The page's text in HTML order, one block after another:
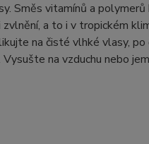
Směs vitamínů a
a to i v tropickém
na čisté vlhké vlasy,
na vzduchu nebo